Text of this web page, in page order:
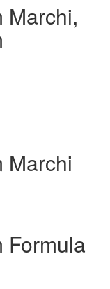
Marchi,
Marchi
Formula